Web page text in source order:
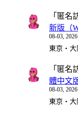
「 匿名
新版（
08-03, 2026
東京・
「 匿名
體中文
08-03, 2026
東京・